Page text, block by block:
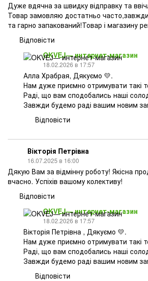
Дуже вдячна за швидку відправку та
Товар замовляю достатньо
та гарно запакований!Товар і магазину
Відповісти
OKVEJ— интернет-магазин
18.02.2026 в 17:57
Алла Храбрая, Дякуємо 💛.
Нам дуже приємно отримувати такі
Раді, що вам сподобались наші
Завжди будемо раді вашим новим
Відповісти
Вікторія Петрівна
16.07.2025 в 16:00
Дякую Вам за відмінну роботу! Якісна
вчасно. Успіхів вашому колективу!
Відповісти
OKVEJ— интернет-магазин
18.02.2026 в 17:57
Вікторія Петрівна , Дякуємо 💛.
Нам дуже приємно отримувати такі
Раді, що вам сподобались наші
Завжди будемо раді вашим новим
Відповісти